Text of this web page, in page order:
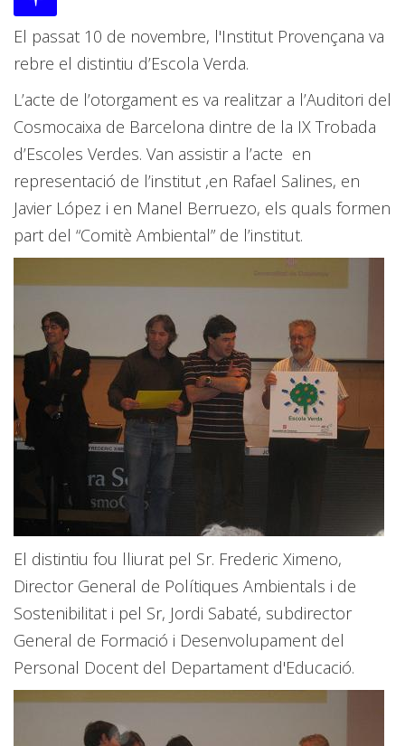
El passat 10 de novembre, l'Institut Provençana va
rebre el distintiu d’Escola Verda.
L’acte de l’otorgament es va realitzar a l’Auditori del
Cosmocaixa de Barcelona dintre de la IX Trobada
d’Escoles Verdes. Van assistir a l’acte en
representació de l’institut ,en Rafael Salines, en
Javier López i en Manel Berruezo, els quals formen
part del “Comitè Ambiental” de l’institut.
El distintiu fou lliurat pel Sr. Frederic Ximeno,
Director General de Polítiques Ambientals i de
Sostenibilitat i pel Sr, Jordi Sabaté, subdirector
General de Formació i Desenvolupament del
Personal Docent del Departament d'Educació.